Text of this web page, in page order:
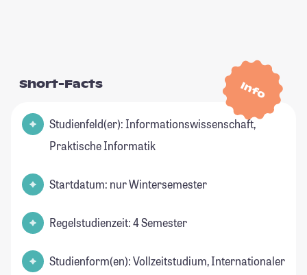
Info
Short-Facts
Studienfeld(er): Informationswissenschaft,
Praktische Informatik
Startdatum: nur Wintersemester
Regelstudienzeit: 4 Semester
Studienform(en): Vollzeitstudium, Internationaler